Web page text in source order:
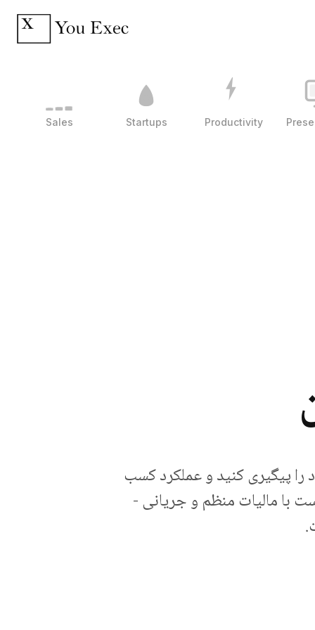
Sales Startups Productivity
پیگیری کنید و عملکرد کسب
با مالیات منظم و جریانی -